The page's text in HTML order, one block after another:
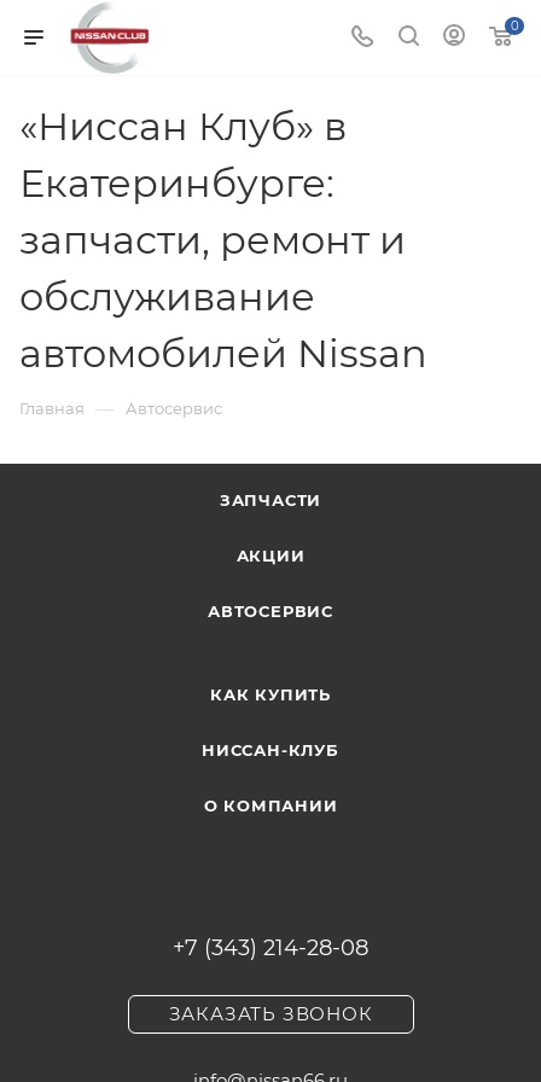
0
«Ниссан Клуб» в
Екатеринбурге:
запчасти, ремонт и
обслуживание
автомобилей Nissan
Главная — Автосервис
ЗАПЧАСТИ
АКЦИИ
АВТОСЕРВИС
КАК КУПИТЬ
НИССАН-КЛУБ
О КОМПАНИИ
+7 (343) 214-28-08
ЗАКАЗАТЬ ЗВОНОК